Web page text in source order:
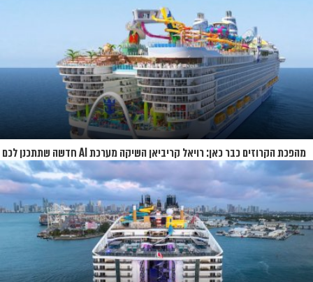
מהפכת הקרוזים כבר כאן: רויאל קריביאן השיקה מערכת AI חדשה שתתכנן לכם
את כל ההפלגה